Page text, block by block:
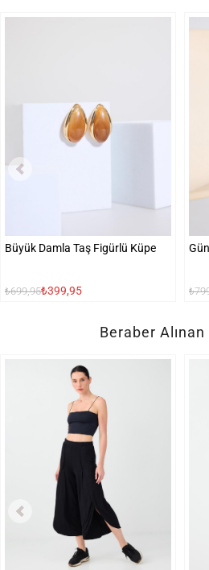
Büyük Damla Taş Figürlü Küpe
₺699,95₺399,95
Beraber